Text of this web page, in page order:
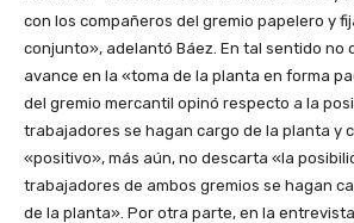
con los compañeros del gremio papelero y
conjunto», adelantó Báez. En tal sentido no
avance en la «toma de la planta en forma
del gremio mercantil opinó respecto a la
trabajadores se hagan cargo de la planta y
«positivo», más aún, no descarta «la
trabajadores de ambos gremios se hagan
de la planta». Por otra parte, en la